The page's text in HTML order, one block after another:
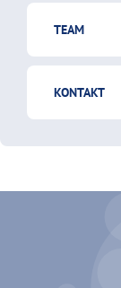
TEAM
KONTAKT